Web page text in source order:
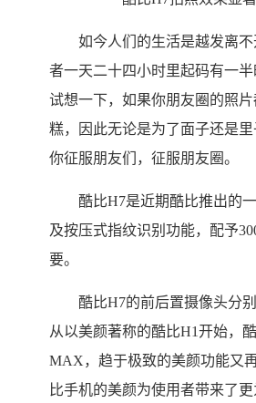
如今人们的生活是越发离
者一天二十四小时里起码有一
试想一下，如果你朋友圈的照
糕，因此无论是为了面子还是
你征服朋友们，征服朋友圈。
酷比H7是近期酷比推出的
及按压式指纹识别功能，配予
要。
酷比H7的前后置摄像头分
从以美颜著称的酷比H1开始，
MAX，趋于极致的美颜功能又
比手机的美颜为使用者带来了